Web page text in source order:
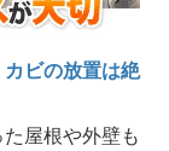
ビの放置は絶
屋根や外壁も